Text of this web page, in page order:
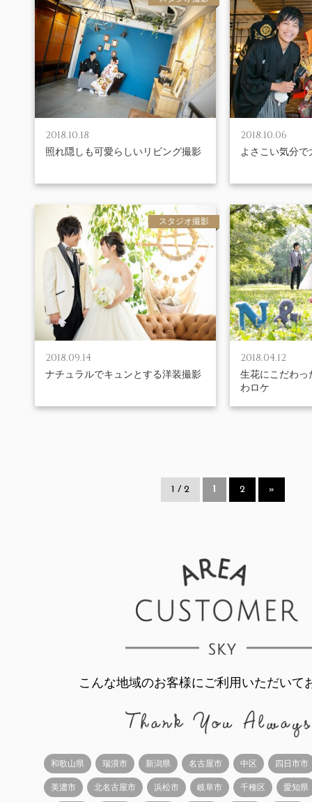
2018.10.18
照れ隠しも可愛らしいリビング撮影
2018.10.06
よさこい気分
2018.09.14
ナチュラルでキュンとする洋装撮影
スタジオ撮影
2018.04.12
生花にこだわっ
わロケ
1 / 2 1 2 »
こんな地域のお客様にご利用いただいて
和歌山県 瑞浪市 新潟県 名古屋市 中区 四日市市
美濃市 北名古屋市 浜松市 岐阜市 千種区 愛知県